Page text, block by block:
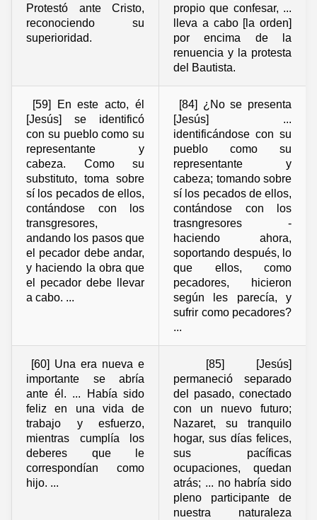
Protestó ante Cristo,
reconociendo su
superioridad.
propio que confesar, ...
lleva a cabo [la orden]
por encima de la
renuencia y la protesta
del Bautista.
[59] En este acto, él
[Jesús] se identificó
con su pueblo como su
representante y
cabeza. Como su
substituto, toma sobre
sí los pecados de ellos,
contándose con los
transgresores,
andando los pasos que
el pecador debe andar,
y haciendo la obra que
el pecador debe llevar
a cabo. ...
[84] ¿No se presenta
[Jesús] ...
identificándose con su
pueblo como su
representante y
cabeza; tomando sobre
sí los pecados de ellos,
contándose con los
trasngresores -
haciendo ahora,
soportando después, lo
que ellos, como
pecadores, hicieron
según les parecía, y
sufrir como pecadores?
...
[60] Una era nueva e
importante se abría
ante él. ... Había sido
feliz en una vida de
trabajo y esfuerzo,
mientras cumplía los
deberes que le
correspondían como
hijo. ...
[85] [Jesús]
permaneció separado
del pasado, conectado
con un nuevo futuro;
Nazaret, su tranquilo
hogar, sus días felices,
sus pacíficas
ocupaciones, quedan
atrás; ... no habría sido
pleno participante de
nuestra naturaleza